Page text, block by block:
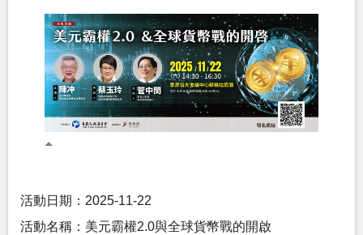
活動日期：2025-11-22
活動名稱：美元霸權2.0與全球貨幣戰的開啟